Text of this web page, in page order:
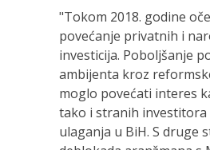
"Tokom 2018. godine
povećanje privatnih i
investicija. Poboljšanje
ambijenta kroz
moglo povećati interes
tako i stranih investitora
ulaganja u BiH. S druge